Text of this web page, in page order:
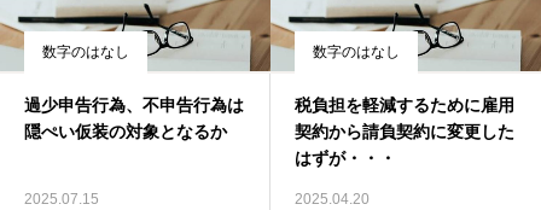
数字のはなし
過少申告行為、不申告行為は
隠ぺい仮装の対象となるか
2025.07.15
数字のはなし
税負担を軽減するために雇用
契約から請負契約に変更した
はずが・・・
2025.04.20